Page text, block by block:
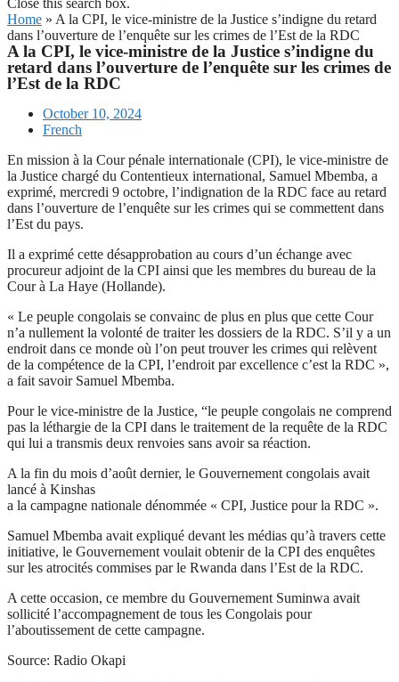
Close this search box.
Home » A la CPI, le vice-ministre de la Justice s’indigne du retard
dans l’ouverture de l’enquête sur les crimes de l’Est de la RDC
A la CPI, le vice-ministre de la Justice s’indigne du
retard dans l’ouverture de l’enquête sur les crimes de
l’Est de la RDC
October 10, 2024
French
En mission à la Cour pénale internationale (CPI), le vice-ministre de
la Justice chargé du Contentieux international, Samuel Mbemba, a
exprimé, mercredi 9 octobre, l’indignation de la RDC face au retard
dans l’ouverture de l’enquête sur les crimes qui se commettent dans
l’Est du pays.
Il a exprimé cette désapprobation au cours d’un échange avec
procureur adjoint de la CPI ainsi que les membres du bureau de la
Cour à La Haye (Hollande).
« Le peuple congolais se convainc de plus en plus que cette Cour
n’a nullement la volonté de traiter les dossiers de la RDC. S’il y a un
endroit dans ce monde où l’on peut trouver les crimes qui relèvent
de la compétence de la CPI, l’endroit par excellence c’est la RDC »,
a fait savoir Samuel Mbemba.
Pour le vice-ministre de la Justice, “le peuple congolais ne comprend
pas la léthargie de la CPI dans le traitement de la requête de la RDC
qui lui a transmis deux renvoies sans avoir sa réaction.
A la fin du mois d’août dernier, le Gouvernement congolais avait
lancé à Kinshas
a la campagne nationale dénommée « CPI, Justice pour la RDC ».
Samuel Mbemba avait expliqué devant les médias qu’à travers cette
initiative, le Gouvernement voulait obtenir de la CPI des enquêtes
sur les atrocités commises par le Rwanda dans l’Est de la RDC.
A cette occasion, ce membre du Gouvernement Suminwa avait
sollicité l’accompagnement de tous les Congolais pour
l’aboutissement de cette campagne.
Source: Radio Okapi